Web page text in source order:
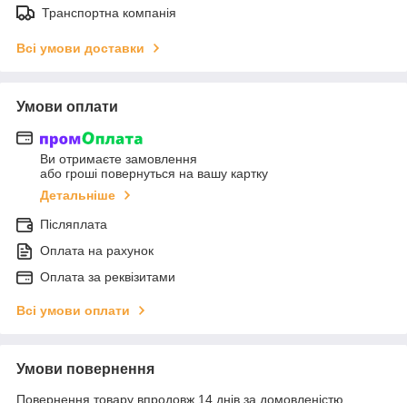
Транспортна компанія
Всі умови доставки
Умови оплати
Ви отримаєте замовлення
або гроші повернуться на вашу картку
Детальніше
Післяплата
Оплата на рахунок
Оплата за реквізитами
Всі умови оплати
Умови повернення
Повернення товару впродовж 14 днів за домовленістю